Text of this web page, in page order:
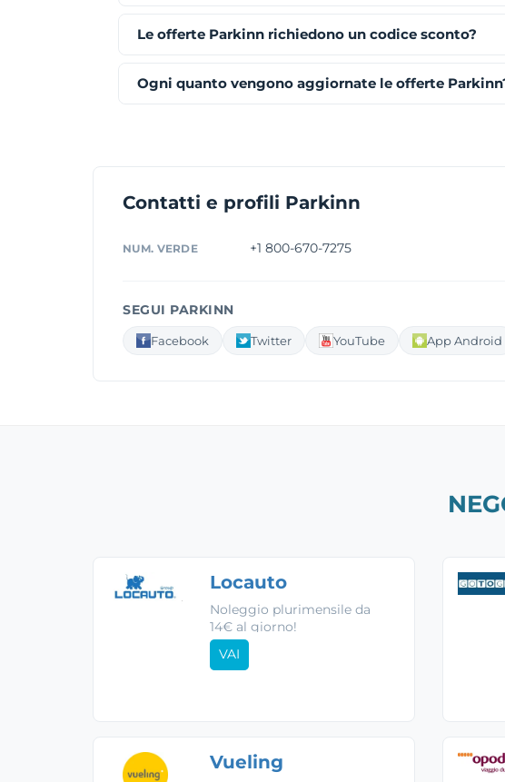
Le offerte Parkinn richiedono un codice sconto?
Ogni quanto vengono aggiornate le offerte
Contatti e profili Parkinn
NUM. VERDE +1 800-670-7275
SEGUI PARKINN
Facebook Twitter YouTube App Android
Locauto
Noleggio plurimensile da
14€ al giorno!
VAI
Vueling